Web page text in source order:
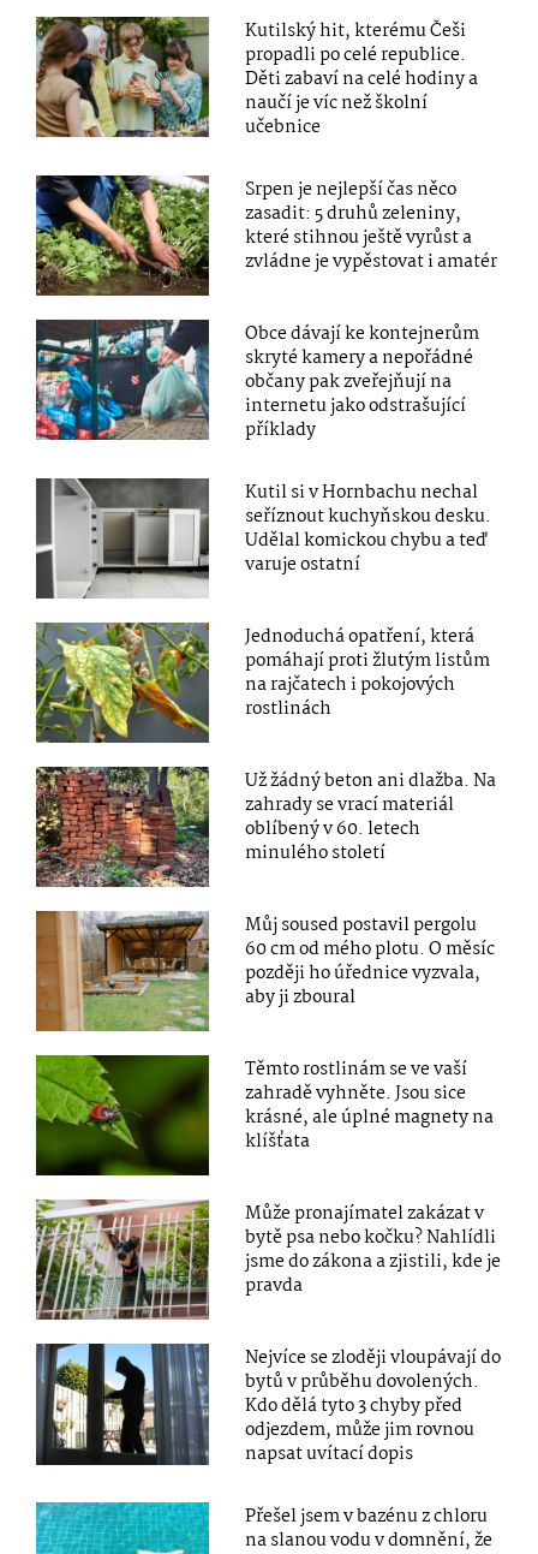
Kutilský hit, kterému Češi
propadli po celé republice.
Děti zabaví na celé hodiny a
naučí je víc než školní
učebnice
Srpen je nejlepší čas něco
zasadit: 5 druhů zeleniny,
které stihnou ještě vyrůst a
zvládne je vypěstovat i amatér
Obce dávají ke kontejnerům
skryté kamery a nepořádné
občany pak zveřejňují na
internetu jako odstrašující
příklady
Kutil si v Hornbachu nechal
seříznout kuchyňskou desku.
Udělal komickou chybu a teď
varuje ostatní
Jednoduchá opatření, která
pomáhají proti žlutým listům
na rajčatech i pokojových
rostlinách
Už žádný beton ani dlažba. Na
zahrady se vrací materiál
oblíbený v 60. letech
minulého století
Můj soused postavil pergolu
60 cm od mého plotu. O měsíc
později ho úřednice vyzvala,
aby ji zboural
Těmto rostlinám se ve vaší
zahradě vyhněte. Jsou sice
krásné, ale úplné magnety na
klíšťata
Může pronajímatel zakázat v
bytě psa nebo kočku? Nahlídli
jsme do zákona a zjistili, kde je
pravda
Nejvíce se zloději vloupávají do
bytů v průběhu dovolených.
Kdo dělá tyto 3 chyby před
odjezdem, může jim rovnou
napsat uvítací dopis
Přešel jsem v bazénu z chloru
na slanou vodu v domnění, že